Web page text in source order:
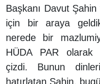
Başkanı Davut
için bir araya
nerede bir
HÜDA PAR olarak
çizdi. Bunun
hatırlatan Şahin, bugü